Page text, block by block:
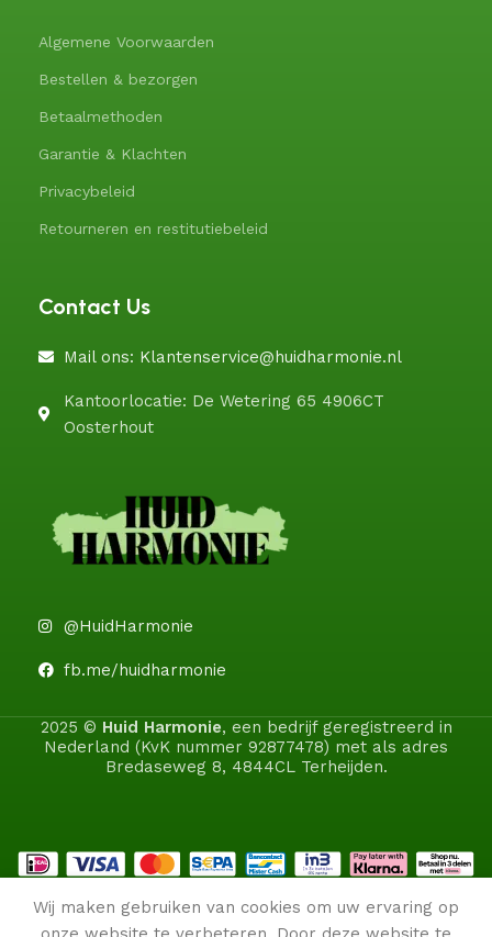
Algemene Voorwaarden
Bestellen & bezorgen
Betaalmethoden
Garantie & Klachten
Privacybeleid
Retourneren en restitutiebeleid
Contact Us
Mail ons: Klantenservice@huidharmonie.nl
Kantoorlocatie: De Wetering 65 4906CT
Oosterhout
@HuidHarmonie
fb.me/huidharmonie
2025 © Huid Harmonie, een bedrijf geregistreerd in
Nederland (KvK nummer 92877478) met als adres
Bredaseweg 8, 4844CL Terheijden.
Wij maken gebruiken van cookies om uw ervaring op